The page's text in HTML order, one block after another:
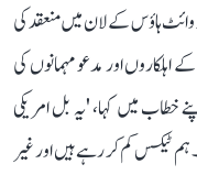
پر وائٹ ہاؤس کے لان میں منعقد کی
اہلکاروں اور مدعو مہمانوں کی
میں کہا، 'یہ بل امریکی
ٹیکس کم کر رہے ہیں اور غیر